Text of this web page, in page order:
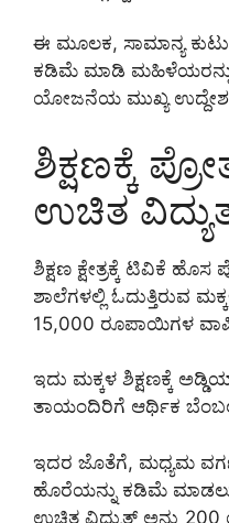
ಈ ಮೂಲಕ, ಸಾಮಾನ್ಯ
ಕಡಿಮೆ ಮಾಡಿ ಮಹಿಳೆಯರನ್ನು
ಯೋಜನೆಯ ಮುಖ್ಯ
ಶಿಕ್ಷಣಕ್ಕೆ
ಉಚಿತ
ಶಿಕ್ಷಣ ಕ್ಷೇತ್ರಕ್ಕೆ ಟಿವಿಕೆ ಹೊಸ
ಶಾಲೆಗಳಲ್ಲಿ ಓದುತ್ತಿರುವ
15,000 ರೂಪಾಯಿಗಳ
ಇದು ಮಕ್ಕಳ ಶಿಕ್ಷಣಕ್ಕೆ
ತಾಯಂದಿರಿಗೆ ಆರ್ಥಿಕ ಬೆಂಬಲ
ಇದರ ಜೊತೆಗೆ, ಮಧ್ಯಮ
ಹೊರೆಯನ್ನು ಕಡಿಮೆ
ಉಚಿತ ವಿದ್ಯುತ್ ಅನ್ನು